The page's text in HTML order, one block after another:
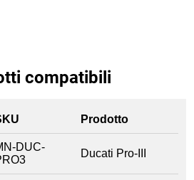
compatibili
Prodotto
DUC-
Ducati Pro-III